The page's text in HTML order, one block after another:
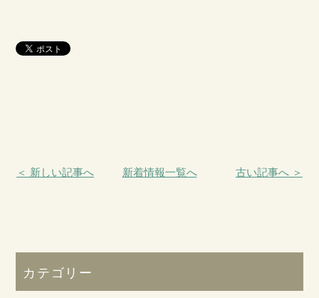
＜ 新しい記事へ 新着情報一覧へ 古い記事へ ＞
カテゴリー